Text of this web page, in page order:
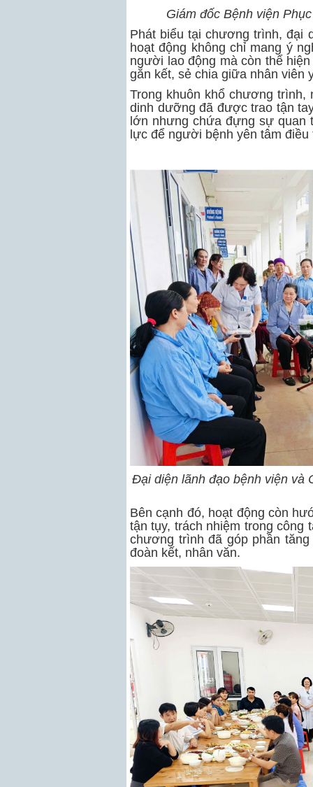
Giám đốc Bệnh viện
Phát biểu tại chương trình, đại
hoạt động không chỉ mang ý
người lao động mà còn thể
gắn kết, sẻ chia giữa nhân viên
Trong khuôn khổ chương
dinh dưỡng đã được trao tận
lớn nhưng chứa đựng sự quan
lực để người bệnh yên tâm
Đại diện lãnh đạo bệnh viện và
Bên cạnh đó, hoạt động còn
tận tụy, trách nhiệm trong công
chương trình đã góp phần
đoàn kết, nhân văn.